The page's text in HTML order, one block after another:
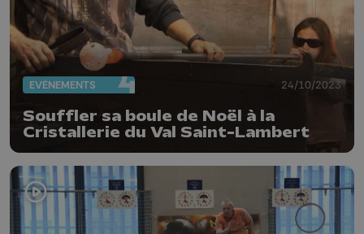
EVÈNEMENTS 24/10/2023
Souffler sa boule de Noël à la
Cristallerie du Val Saint-Lambert